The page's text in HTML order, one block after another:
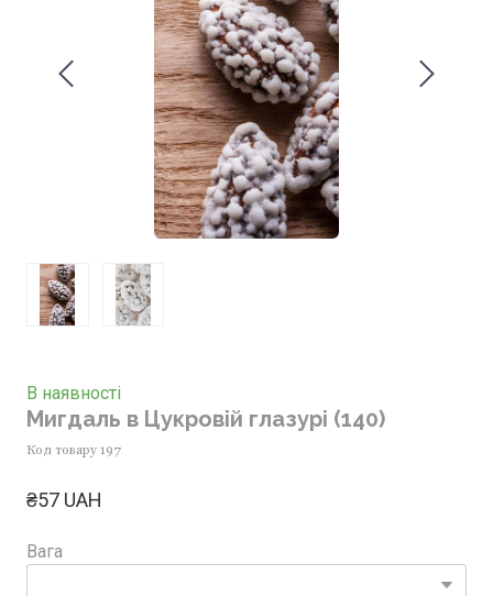
В наявності
Мигдаль в Цукровій глазурі (140)
Код товару 197
₴57 UAH
Вага